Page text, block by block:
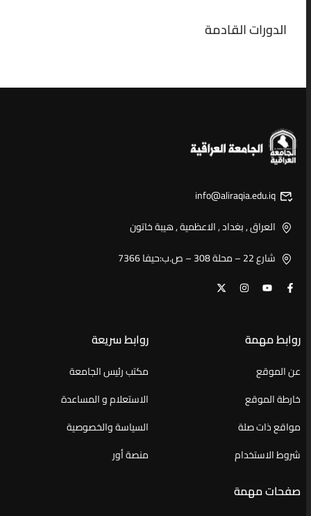
الدورات القادمة
info@aliraqia.edu.iq
العراق , بغداد , الاعظمية , هيبة خاتون
شارع 22 – محلة 308 – ص.ب:حيفا 7366
روابط مهمة
عن الموقع
خارطة الموقع
مواقع ذات صلة
شروط الاستخدام
روابط سريعة
مكتب رئيس الجامعة
الاستعلام و المساعدة
السياسة والخصوصية
منصة أور
صفحات مهمة